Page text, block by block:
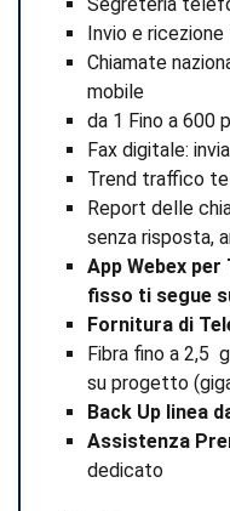
Invio e
Chiamate
mobile
da 1 Fino a 600
Fax digitale:
Trend traffico
Report delle
senza risposta,
App Webex
fisso ti segue
Fornitura di
Fibra fino a 2,5
su progetto
Back Up linea
Assistenza
dedicato